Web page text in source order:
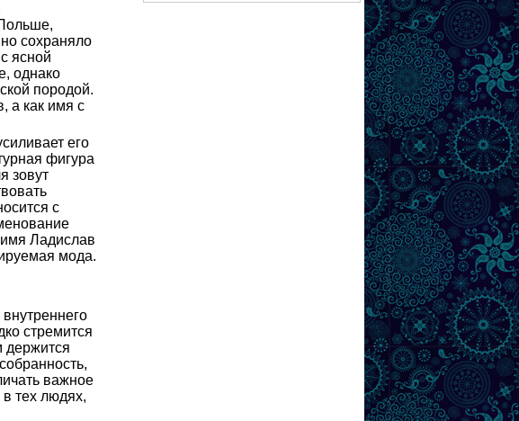
сохраняло
ясной
однако
породой.
а как имя с
его
фигура
зовут
с
имя Ладислав
мода.
стремится
держится
важное
тех людях,